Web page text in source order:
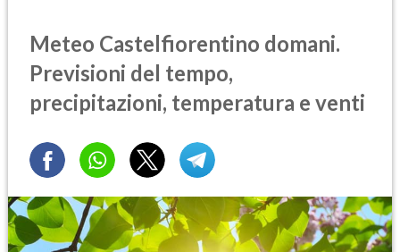
Meteo Castelfiorentino domani.
Previsioni del tempo,
precipitazioni, temperatura e venti